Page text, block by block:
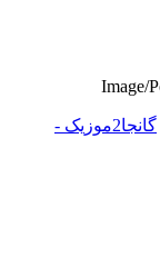
گانجا2موزیک -